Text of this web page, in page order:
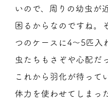
いので、周りの幼虫が
困るからなのですね。
つのケースに4～5匹入
虫たちもさぞや心配だ
これから羽化が待って
体力を使わせてしまっ